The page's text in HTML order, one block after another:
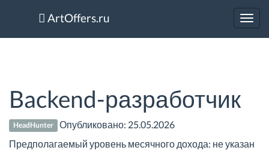
ArtOffers.ru
Backend-разработчик
HeadHunter Опубликовано: 25.05.2026
Предполагаемый уровень месячного дохода: не указан